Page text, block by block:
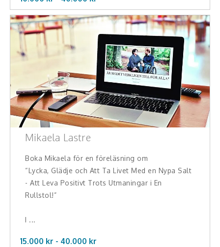
Alla ämnen
Mikaela Lastre
Boka Mikaela för en föreläsning om
“Lycka, Glädje och Att Ta Livet Med en Nypa Salt
- Att Leva Positivt Trots Utmaningar i En
Rullstol!”
I ...
15.000 kr - 40.000 kr